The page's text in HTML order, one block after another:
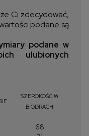
Ci zdecydować,
podane są
podane w
ulubionych
SZEROKOŚĆ W
BIODRACH
68